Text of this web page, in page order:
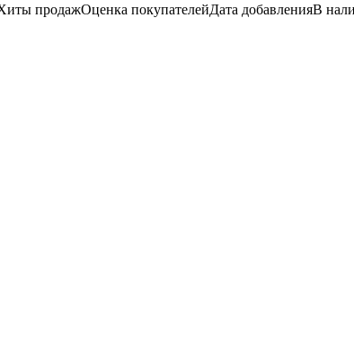
продажОценка покупателейДата добавленияВ